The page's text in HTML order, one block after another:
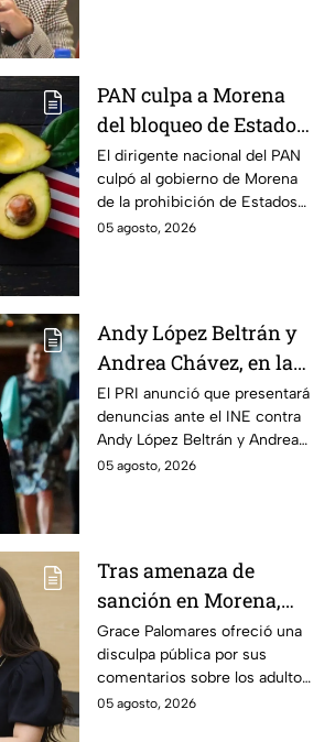
PAN culpa a Morena
del bloqueo de Estados
Unidos al aguacate de
Michoacán
El dirigente nacional del PAN
culpó al gobierno de Morena
de la prohibición de Estados
Unidos para exportar aguacate
05 agosto, 2026
Andy López Beltrán y
Andrea Chávez, en la
mira del PRI por
presuntos actos
anticipados de
campaña
El PRI anunció que presentará
denuncias ante el INE contra
Andy López Beltrán y Andrea
Chávez, al acusarlos de realizar
05 agosto, 2026
Tras amenaza de
sanción en Morena,
Grace Palomares pide
perdón a adultos
mayores
Grace Palomares ofreció una
disculpa pública por sus
comentarios sobre los adultos
mayores y aseguró que acatará
05 agosto, 2026